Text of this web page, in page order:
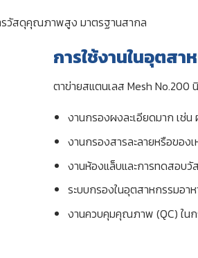
รวัสดุคุณภาพสูง มาตรฐานสากล
การใช้งานในอุตสา
ตาข่ายสแตนเลส Mesh No.200
งานกรองผงละเอียดมาก เช่น
งานกรองสารละลายหรือของ
งานห้องแล็บและการทดสอบวั
ระบบกรองในอุตสาหกรรมอาห
งานควบคุมคุณภาพ (QC) ใน